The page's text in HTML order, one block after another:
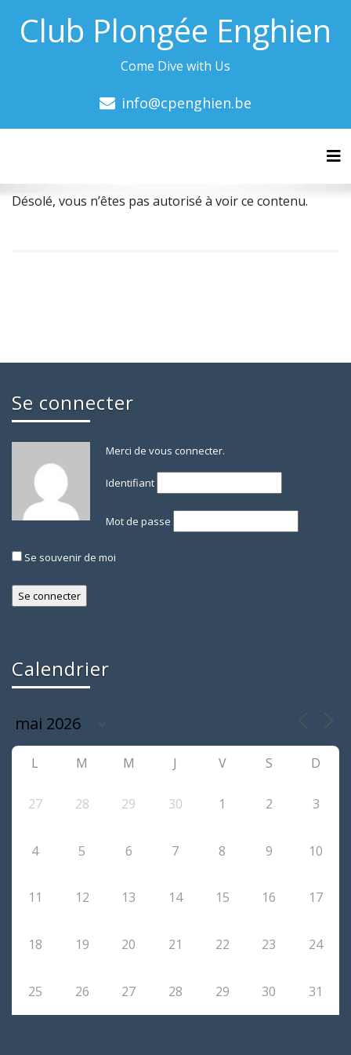
Club Plongée Enghien
Come Dive with Us
info@cpenghien.be
Désolé, vous n’êtes pas autorisé à voir ce contenu.
Se connecter
Merci de vous connecter.
Identifiant
Mot de passe
Se souvenir de moi
Calendrier
L M M J V S D
27 28 29 30 1 2 3
4 5 6 7 8 9 10
11 12 13 14 15 16 17
18 19 20 21 22 23 24
25 26 27 28 29 30 31